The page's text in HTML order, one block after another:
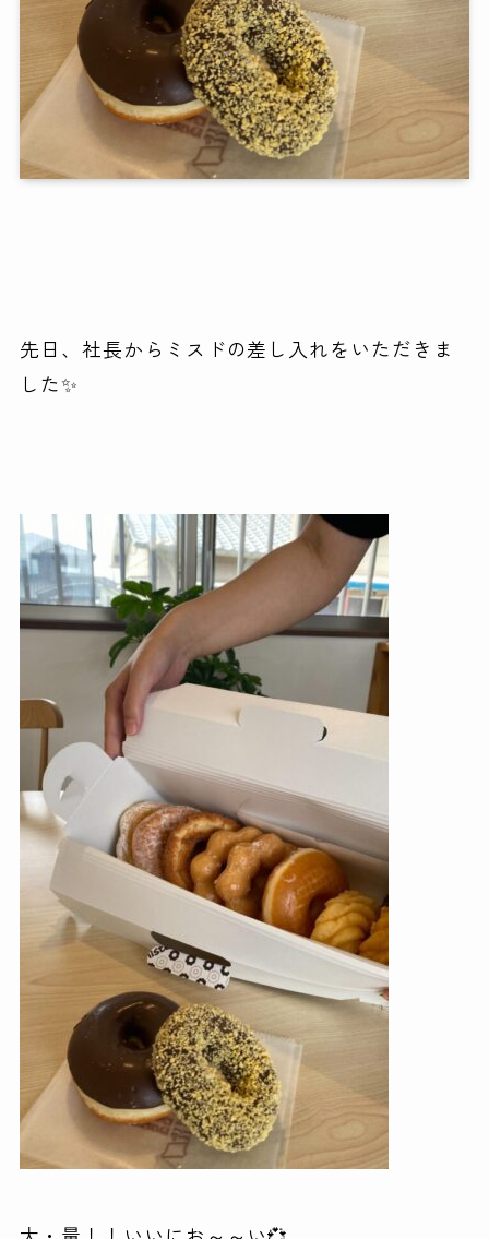
先日、社長からミスドの差し入れをいただきま
した✨